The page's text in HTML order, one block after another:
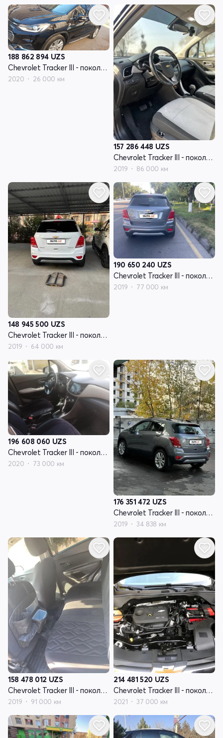
188 862 894 UZS
Chevrolet Tracker III - поколение рестайлинг
2020 26 000 км
157 286 448 UZS
Chevrolet Tracker III - поколение рестайлинг
2019 86 000 км
148 945 500 UZS
Chevrolet Tracker III - поколение рестайлинг
2019 64 000 км
190 650 240 UZS
Chevrolet Tracker III - поколение рестайлинг
2019 77 000 км
196 608 060 UZS
Chevrolet Tracker III - поколение рестайлинг
2020 73 000 км
176 351 472 UZS
Chevrolet Tracker III - поколение рестайлинг
2019 34 838 км
158 478 012 UZS
Chevrolet Tracker III - поколение рестайлинг
2019 91 000 км
214 481 520 UZS
Chevrolet Tracker III - поколение рестайлинг
2021 37 000 км